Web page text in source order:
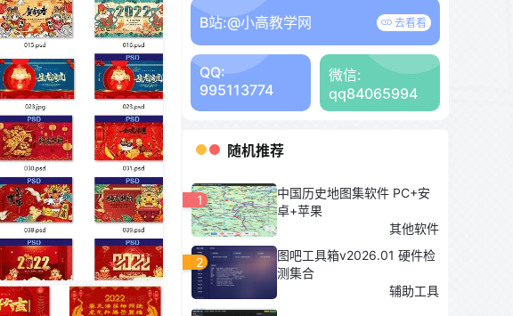
B站:@小高教学网 去看看
QQ:
995113774
微信:
qq84065994
随机推荐
1
中国历史地图集软件 PC+安
卓+苹果
其他软件
2
图吧工具箱v2026.01 硬件检
测集合
辅助工具